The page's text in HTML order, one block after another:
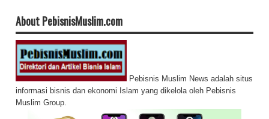
About PebisnisMuslim.com
Pebisnis Muslim News adalah situs
informasi bisnis dan ekonomi Islam yang dikelola oleh Pebisnis
Muslim Group.